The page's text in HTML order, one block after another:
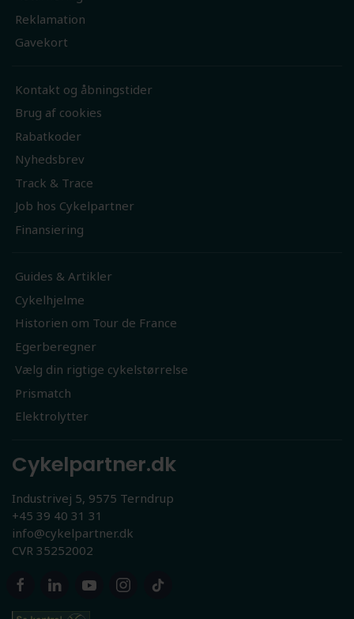
Reklamation
Gavekort
Kontakt og åbningstider
Brug af cookies
Rabatkoder
Nyhedsbrev
Track & Trace
Job hos Cykelpartner
Finansiering
Guides & Artikler
Cykelhjelme
Historien om Tour de France
Egerberegner
Vælg din rigtige cykelstørrelse
Prismatch
Elektrolytter
Cykelpartner.dk
Industrivej 5, 9575 Terndrup
+45 39 40 31 31
info@cykelpartner.dk
CVR 35252002